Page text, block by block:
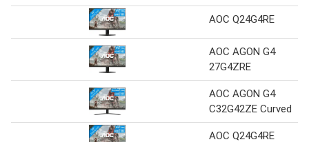
AOC Q24G4RE
AOC AGON G4
27G4ZRE
AOC AGON G4
C32G42ZE Curved
AOC Q24G4RE